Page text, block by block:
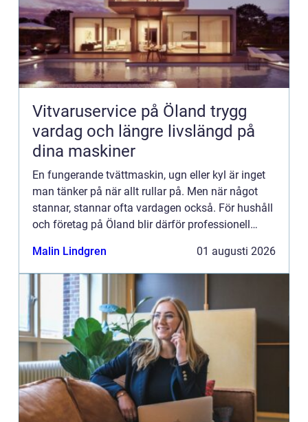
Vitvaruservice på Öland trygg
vardag och längre livslängd på
dina maskiner
En fungerande tvättmaskin, ugn eller kyl är inget
man tänker på när allt rullar på. Men när något
stannar, stannar ofta vardagen också. För hushåll
och företag på Öland blir därför professionell
smidig ...
Malin Lindgren 01 augusti 2026